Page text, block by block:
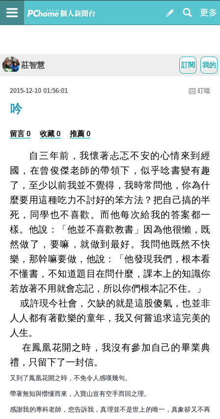
我的
訂閱
莊智慧
2015-12-10 01:56:01 叮噹
吟
留言 0 收藏 0 推薦 0
自三年前，我懷著忐忑不安的心情來到經
國，在曾俊傑老師的帶領下，似乎唸書變有趣
了，至少以前我並不覺得，我時常問他，你為什
麼要用這種吃力不討好的笨方法？把自己搞的半
死，同學也不喜歡。而他每次給我的答案都一
樣。他說：「他並不喜歡教書」因為他很懶，既
然做了，要嘛，就做到最好。我問他既然不快
樂，那幹嘛要做，他說：「他發現我們，根本看
不懂書，不知道題目在問什麼，課本上的知識你
若放著不用就會忘記，所以你們根本記不住。」
或許現今社會，欠缺的就是這股傻氣，也並非
人人都有著歡樂的童年，我又何嘗追求這完美的
人生。
在鳳凰花開之時，我沒有參加自己的畢業典
禮，只留下了一封信。
又到了鳳凰花開之時，不免令人感嘆幾句。
帶著無知與懵懂而來，入寶山豈有空手而回之理。
感謝我的專科老師，您告訴我，真理並不是世上的唯一，真象卻又不再